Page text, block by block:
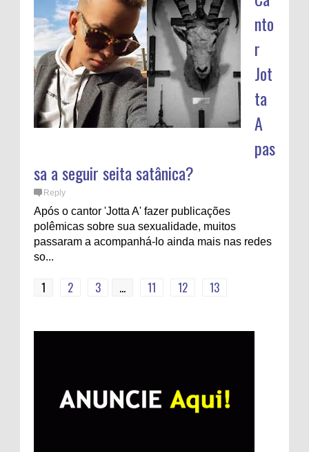
nto
r
Jot
ta
A
pas
sa a seguir seita satânica?
Reply
Após o cantor 'Jotta A' fazer publicações
polêmicas sobre sua sexualidade, muitos
passaram a acompanhá-lo ainda mais nas redes
so...
1 2 3 ... 11 12 13